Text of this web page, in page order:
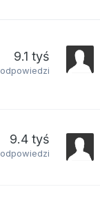
9.1 tyś
odpowiedzi
9.4 tyś
odpowiedzi